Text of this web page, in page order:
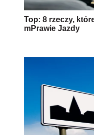
Top: 8 rzeczy,
mPrawie Jazdy